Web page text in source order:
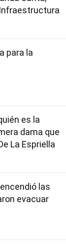
para la
es la
dama que
La Espriella
las
evacuar